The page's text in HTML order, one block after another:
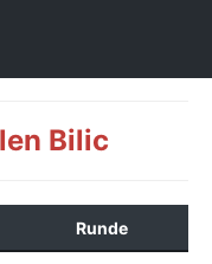
Bilic
Runde